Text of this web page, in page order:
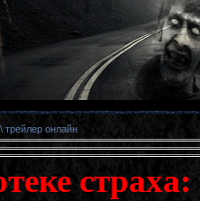
онлайн
страха: